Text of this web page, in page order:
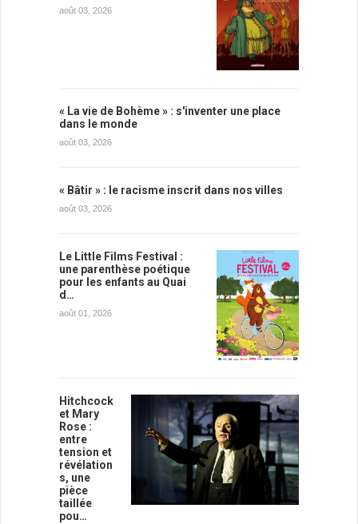
août 03, 2026
« La vie de Bohème » : s'inventer une place
dans le monde
août 03, 2026
« Bâtir » : le racisme inscrit dans nos villes
août 03, 2026
Le Little Films Festival :
une parenthèse poétique
pour les enfants au Quai
d…
août 01, 2026
Hitchcock
et Mary
Rose :
entre
tension et
révélation
s, une
pièce
taillée
pou…